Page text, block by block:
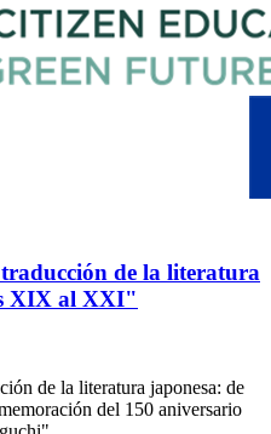
de la literatura
XIX al XXI"
de la literatura japonesa: de
del 150 aniversario